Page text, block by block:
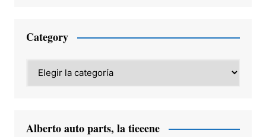
Category
Category
Alberto auto parts, la tieeene